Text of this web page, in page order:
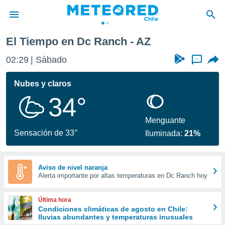
de
por
se
calidad.
a este
las
y
forma
digital
basada
El Tiempo en Dc Ranch - AZ
02:29 Sábado ...
Nubes y claros
34°
Sensación de 33°
Menguante
Iluminada:21%
Aviso de nivel naranja
Alerta importante por altas temperaturas en Dc Ranch hoy
Última hora
Condiciones climáticas de agosto en Chile:
lluvias abundantes y temperaturas inusuales